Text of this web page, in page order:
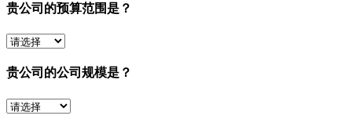
贵公司的预算范围是？
贵公司的公司规模是？